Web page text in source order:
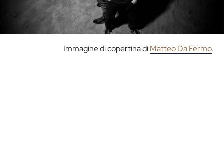
Immagine di copertina diMatteo Da Fermo.